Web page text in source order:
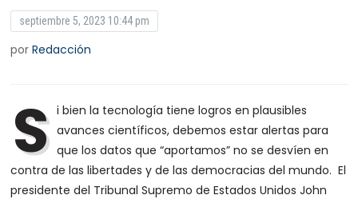
septiembre 5, 2023 10:44 pm
porRedacción
S i bien la tecnología tiene logros en plausibles
avances científicos, debemos estar alertas para
que los datos que “aportamos” no se desvíen en
contra de las libertades y de las democracias del mundo. El
presidente del Tribunal Supremo de Estados Unidos John